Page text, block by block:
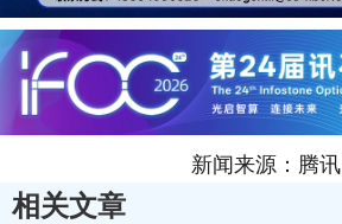
新闻来源：腾讯
相关文章